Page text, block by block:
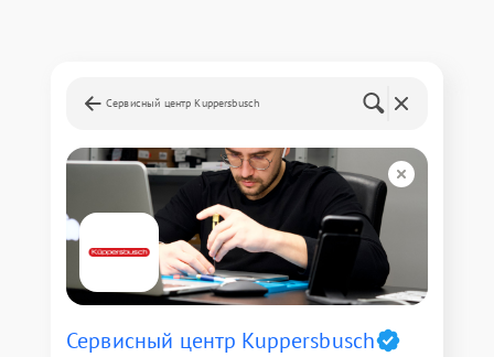
Сервисный центр Kuppersbusch
Сервисный центр Kuppersbusch